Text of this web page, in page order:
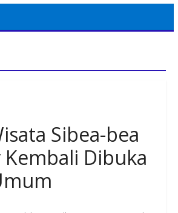
Sibea-bea
Kembali Dibuka